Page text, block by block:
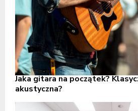
Jaka gitara na początek?
akustyczna?